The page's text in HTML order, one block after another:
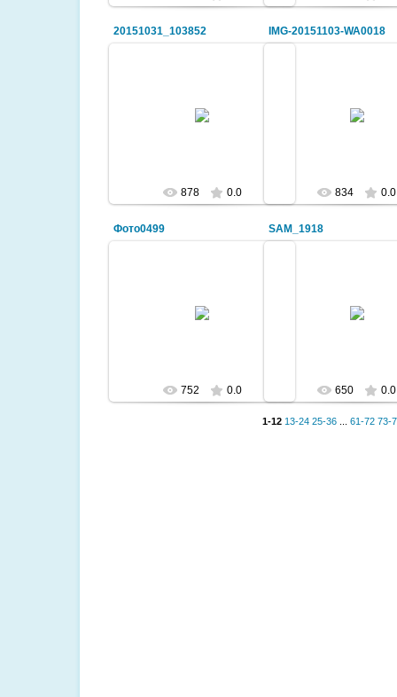
20151031_103852
на уроке трудового обучения
878 0.0
IMG-20151103-WA0018
834 0.0
Фото0499
752 0.0
SAM_1918
Речевая конференция
Особые дети
650 0.0
1-12 13-24 25-36 61-72 73-